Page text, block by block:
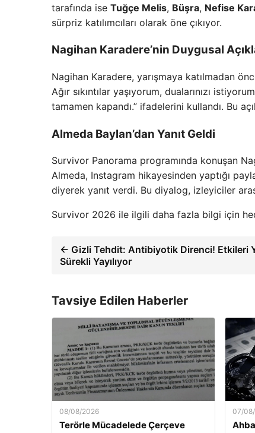
tarafında ise Tuğçe Melis, Büşra, Nefise
sürpriz katılımcıları olarak öne çıkıyor.
Nagihan Karadere’nin Duygusal
Nagihan Karadere, yarışmaya katılmadan
Ağır sıkıntılar yaşıyorum, dualarınızı
tamamen kapandı.” ifadelerini kullandı. Bu
Almeda Baylan’dan Yanıt Geldi
Survivor Panorama programında konuşan
Almeda, Instagram hikayesinden yaptığı
diyerek yanıt verdi. Bu diyalog, izleyiciler
Survivor 2026 ile ilgili daha fazla bilgi için
← Gizli Tehdit: Antibiyotik Direnci! Etkileri
Sürekli Yayılıyor
Tavsiye Edilen Haberler
08/08/2026
Terörle Mücadelede Çerçeve
07/